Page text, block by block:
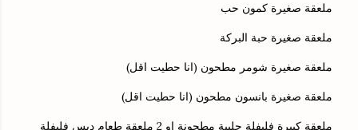
ملعقة صغيرة كمون حب
ملعقة صغيرة حبة البركة
ملعقة صغيرة شومر مطحون (انا حطيت اقل)
ملعقة صغيرة بانسون مطحون (انا حطيت اقل)
ملعقة كبيرة فليفلة حلبية مطحونة او 2 ملعقة طعام دبس فليفلة